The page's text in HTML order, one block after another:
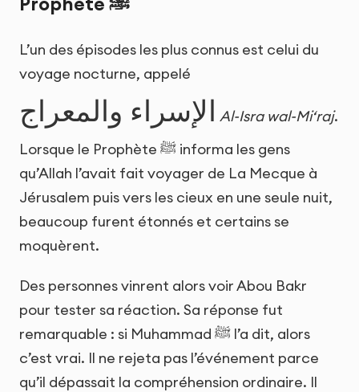
L’un des épisodes les plus connus est celui du
voyage nocturne, appelé
الإسراء والمعراج Al-Isra wal-Mi‘raj.
Lorsque le Prophète ﷺ informa les gens
qu’Allah l’avait fait voyager de La Mecque à
Jérusalem puis vers les cieux en une seule nuit,
beaucoup furent étonnés et certains se
moquèrent.
Des personnes vinrent alors voir Abou Bakr
pour tester sa réaction. Sa réponse fut
remarquable : si Muhammad ﷺ l’a dit, alors
c’est vrai. Il ne rejeta pas l’événement parce
qu’il dépassait la compréhension ordinaire. Il